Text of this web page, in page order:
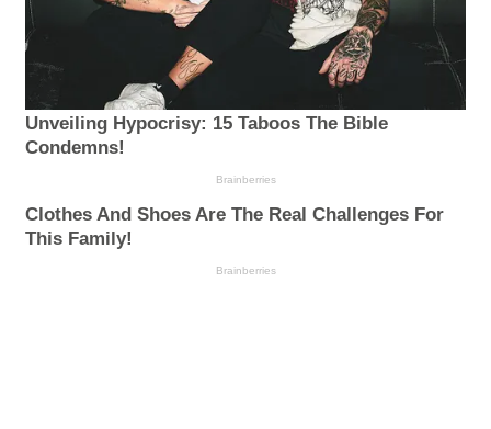
Unveiling Hypocrisy: 15 Taboos The Bible
Condemns!
Brainberries
Clothes And Shoes Are The Real Challenges For
This Family!
Brainberries